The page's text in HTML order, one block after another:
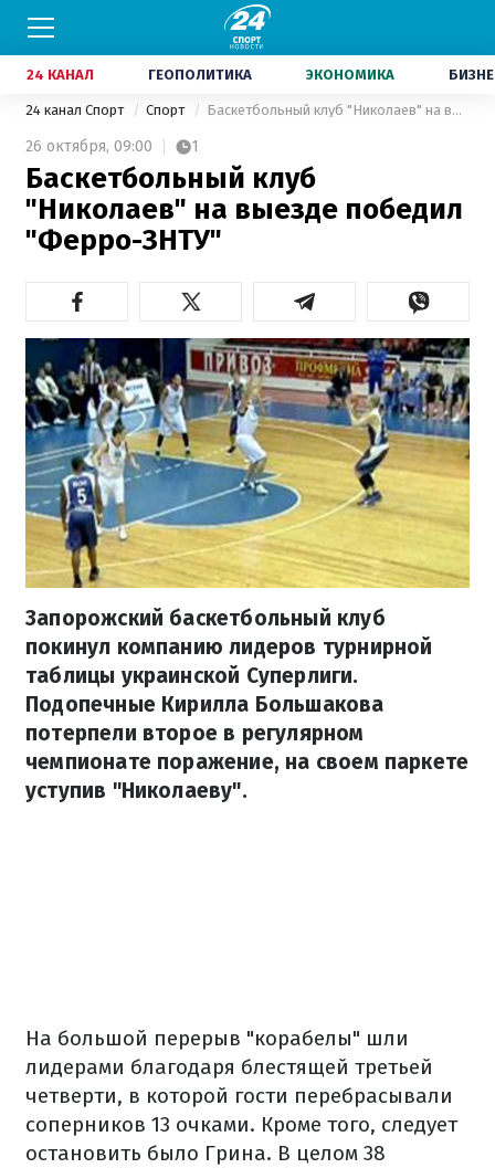
24 КАНАЛ ГЕОПОЛИТИКА ЭКОНОМИКА
24 канал Спорт Спорт Баскетбольный клуб "Николаев" на выезде победил "Ферро-ЗНТУ"
26 октября, 09:00 1
Баскетбольный клуб
"Николаев" на выезде победил
"Ферро-ЗНТУ"
Запорожский баскетбольный клуб
покинул компанию лидеров турнирной
таблицы украинской Суперлиги.
Подопечные Кирилла Большакова
потерпели второе в регулярном
чемпионате поражение, на своем паркете
уступив "Николаеву".
На большой перерыв "корабелы" шли
лидерами благодаря блестящей третьей
четверти, в которой гости перебрасывали
соперников 13 очками. Кроме того, следует
остановить было Грина. В целом 38